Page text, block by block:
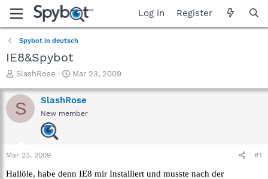
Log in Register
Spybot in deutsch
IE8&Spybot
T
r
e
a
a
r
SlashRose
S
a
r
t
Mar 23, 2009
S SlashRose
New member
Mar 23, 2009 #1
Hallöle, habe denn IE8 mir Installiert und musste nach der